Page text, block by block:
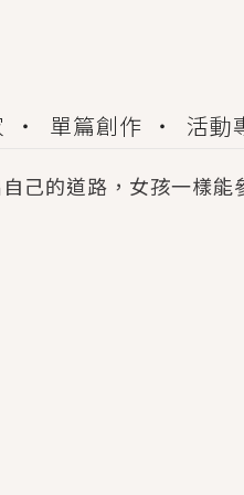
單篇創作 活動
己的道路，女孩一樣能
得豐富廣宣資源、專屬
，你哭什麼？》追妻
、檸檬的香氣、互相愛
質世界觀，無法抗拒的
房子模型，但現實中買
連自己也無法改變的永